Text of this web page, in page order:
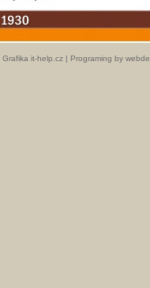
Grafika it-help.cz | Programing by